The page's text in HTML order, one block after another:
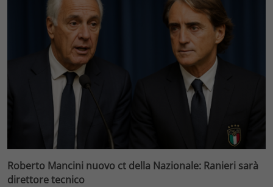
Roberto Mancini nuovo ct della Nazionale: Ranieri sarà
direttore tecnico